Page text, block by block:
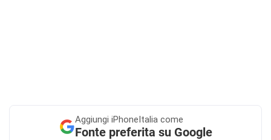
Aggiungi iPhoneItalia come
Fonte preferita su Google